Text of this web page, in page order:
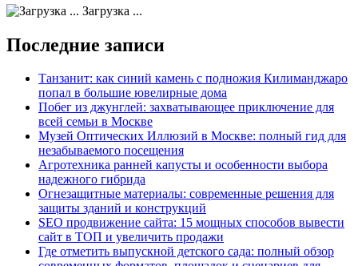
Загрузка ...
Последние записи
Танзанит: как синий камень с подножия Килиманджаро
попал в большие ювелирные дома
Побег из джунглей: захватывающее приключение для
всей семьи в Москве
Музей Оптических Иллюзий в Москве: полный гид для
незабываемого посещения
Агротехника ранней капусты и особенности выбора
надежного гибрида
Огнезащитные материалы: современные решения для
защиты зданий и конструкций
SEO продвижение сайта: 15 мощных способов вывести
сайт в ТОП и увеличить продажи
Где отметить выпускной детского сада: полный обзор